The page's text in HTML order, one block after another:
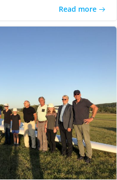
Read more